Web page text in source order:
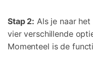
Stap 2: Als je naar
vier verschillende
Momenteel is de